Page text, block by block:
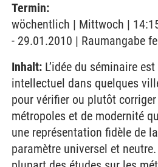
Termin:
wöchentlich | Mittwoch |
- 29.01.2010 | Raumangabe
Inhalt: L’idée du séminaire
intellectuel dans quelques
pour vérifier ou plutôt
métropoles et de modernité
une représentation fidèle de
paramètre universel et